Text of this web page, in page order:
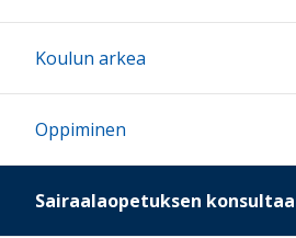
Koulun arkea
Oppiminen
Sairaalaopetuksen